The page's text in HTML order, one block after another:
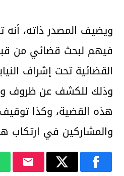
ويضيف المصدر ذاته، أنه
فيهم لبحث قضائي من
القضائية تحت إشراف
وذلك للكشف عن ظروف
هذه القضية، وكذا
والمشاركين في ارتكاب